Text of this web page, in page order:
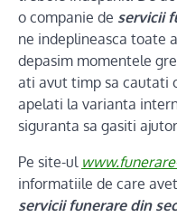
o companie de servicii
ne indeplineasca toate
depasim momentele
ati avut timp sa cautati
apelati la varianta
siguranta sa gasiti
Pe site-ul
informatiile de care
servicii funerare din